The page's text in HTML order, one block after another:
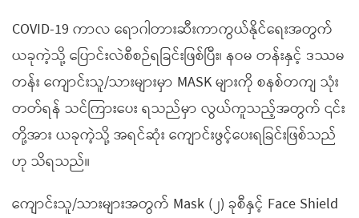
COVID-19 ကာလ ရောဂါတားဆီးကာကွယ်နိုင်ရေးအတွက်
ယခုကဲ့သို့ ပြောင်းလဲစီစဉ်ရခြင်းဖြစ်ပြီး၊ နဝမ တန်းနှင့် ဒဿမ
တန်း ကျောင်းသူ/သားများမှာ MASK များကို စနစ်တကျ သုံး
တတ်ရန် သင်ကြားပေး ရသည်မှာ လွယ်ကူသည့်အတွက် ၎င်း
တို့အား ယခုကဲ့သို့ အရင်ဆုံး ကျောင်းဖွင့်ပေးရခြင်းဖြစ်သည်
ဟု သိရသည်။
ကျောင်းသူ/သားများအတွက် Mask (၂) ခုစီနှင့် Face Shield